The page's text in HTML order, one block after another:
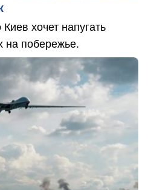
хочет напугать
на побережье.